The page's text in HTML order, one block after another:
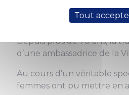
Tout
Mélissa Decker, 24 ans,
reine de la mirabelle 2022
Depuis plus de 70 ans, la
d’une ambassadrice de la
Au cours d’un véritable
femmes ont pu mettre en